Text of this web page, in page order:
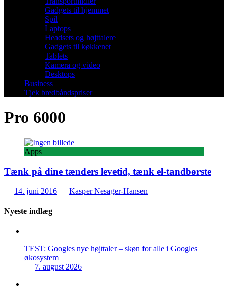
Gadgets til hjemmet
Spil
Laptops
Headsets og højttalere
Gadgets til køkkenet
Tablets
Kamera og video
Desktops
Business
Tjek bredbåndspriser
Pro 6000
Apps
Tænk på dine tænders levetid, tænk el-tandbørste
14. juni 2016 Kasper Nesager-Hansen
Nyeste indlæg
TEST: Googles nye højttaler – skøn for alle i Googles
økosystem
7. august 2026